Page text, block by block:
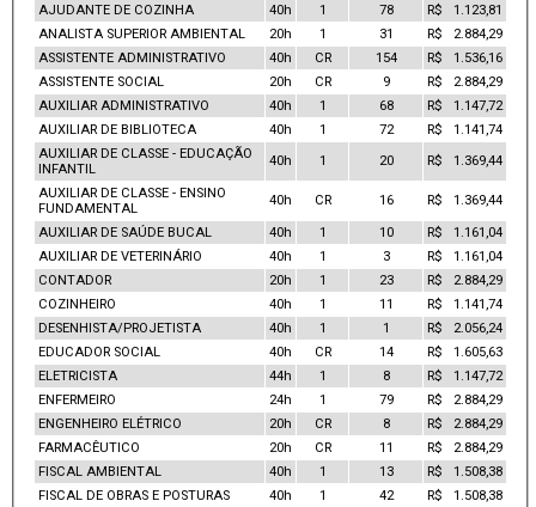
AJUDANTE DE COZINHA 40h 1 78
R$ 1.123,81
ANALISTA SUPERIOR AMBIENTAL
20h 1 31
R$ 2.884,29
ASSISTENTE ADMINISTRATIVO
40h CR 154
R$ 1.536,16
ASSISTENTE SOCIAL
20h CR 9
R$ 2.884,29
AUXILIAR ADMINISTRATIVO
40h 1 68
R$ 1.147,72
AUXILIAR DE BIBLIOTECA
40h 1 72
R$ 1.141,74
AUXILIAR DE CLASSE - EDUCAÇÃO
INFANTIL
40h 1 20 R$ 1.369,44
AUXILIAR DE CLASSE - ENSINO
FUNDAMENTAL
40h CR 16 R$ 1.369,44
AUXILIAR DE SAÚDE BUCAL 40h 1 10
R$ 1.161,04
AUXILIAR DE VETERINÁRIO
40h 1 3
R$ 1.161,04
CONTADOR
20h 1 23
R$ 2.884,29
COZINHEIRO
40h 1 11
R$ 1.141,74
DESENHISTA/PROJETISTA
40h 1 1
R$ 2.056,24
EDUCADOR SOCIAL
40h CR 14
R$ 1.605,63
ELETRICISTA
44h 1 8
R$ 1.147,72
ENFERMEIRO
24h 1 79
R$ 2.884,29
ENGENHEIRO ELÉTRICO
20h CR 8
R$ 2.884,29
FARMACÊUTICO
20h CR 11
R$ 2.884,29
FISCAL AMBIENTAL
40h 1 13
R$ 1.508,38
FISCAL DE OBRAS E POSTURAS
40h 1 42
R$ 1.508,38